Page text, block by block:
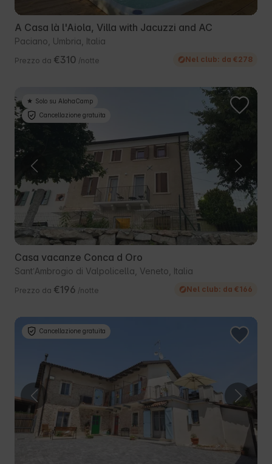
A Casa là l'Aiola, Villa with Jacuzzi and AC
Paciano, Umbria, Italia
Prezzo da €310 /notte Nel club: da €278
Solo su AlohaCamp
Cancellazione gratuita
Casa vacanze Conca d Oro
SantʼAmbrogio di Valpolicella, Veneto, Italia
Prezzo da €196 /notte Nel club: da €166
Cancellazione gratuita